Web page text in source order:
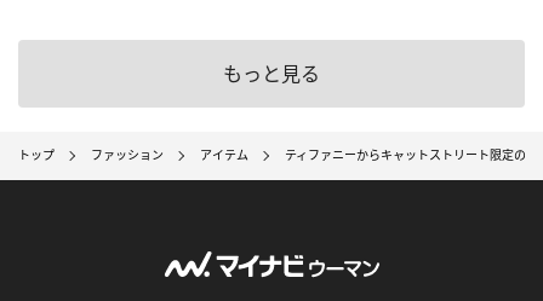
もっと見る
トップ ファッション アイテム ティファニーからキャットストリート限定のミ